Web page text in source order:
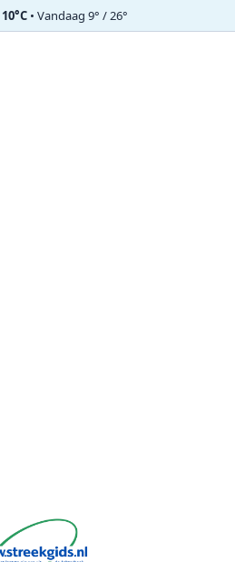
10°C • Vandaag 9° / 26°